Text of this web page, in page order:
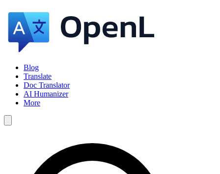
Blog
Translate
Doc Translator
AI Humanizer
More